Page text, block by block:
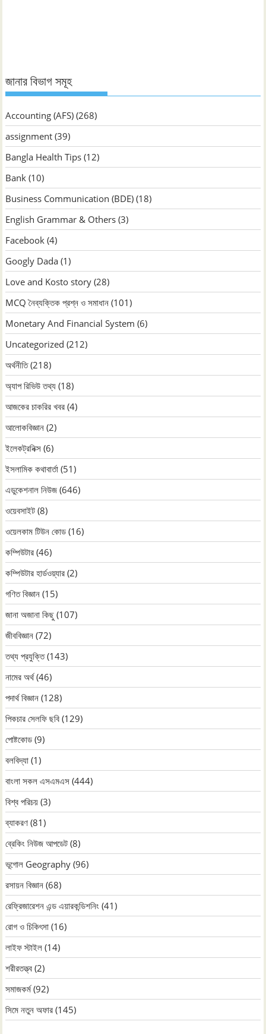
জানার বিভাগ সমূহ
Accounting (AFS) (268)
assignment (39)
Bangla Health Tips (12)
Bank (10)
Business Communication (BDE) (18)
English Grammar & Others (3)
Facebook (4)
Googly Dada (1)
Love and Kosto story (28)
MCQ নৈব্যক্তিক প্রশ্ন ও সমাধান (101)
Monetary And Financial System (6)
Uncategorized (212)
অর্থনীতি(218)
অ্যাপ রিভিউ তথ্য (18)
আজকের চাকরির খবর (4)
আলোকবিজ্ঞান (2)
ইলেকট্রনিক্স (6)
ইসলামিক কথাবার্তা (51)
এডুকেশনাল নিউজ (646)
ওয়েবসাইট (8)
ওয়েলকাম টিউন কোড (16)
কম্পিউটার (46)
কম্পিউটার হার্ডওয়্যার (2)
গণিত বিজ্ঞান (15)
জানা অজানা কিছু (107)
জীববিজ্ঞান (72)
তথ্য প্রযুক্তি(143)
নামের অর্থ(46)
পদার্থ বিজ্ঞান (128)
পিকচার সেলফি ছবি (129)
পোষ্টকোড (9)
বলবিদ্যা (1)
বাংলা সকল এসএমএস (444)
বিশ্ব পরিচয় (3)
ব্যাকরণ (81)
ব্রেকিং নিউজ আপডেট (8)
ভূগোল Geography (96)
রসায়ন বিজ্ঞান (68)
রেফ্রিজারেশন এন্ড এয়ারকন্ডিশনিং (41)
রোগ ও চিকিৎসা (16)
লাইফ স্টাইল (14)
শরীরতত্ত্ব (2)
সমাজকর্ম(92)
সিমে নতুন ‍অফার (145)